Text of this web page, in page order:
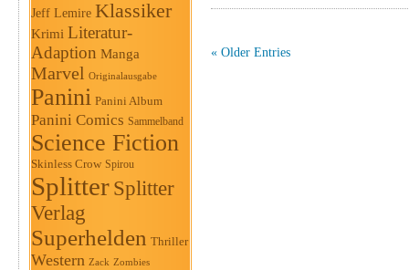
Jeff Lemire Klassiker
Krimi Literatur-
Adaption Manga
Marvel Originalausgabe
Panini Panini Album
Panini Comics Sammelband
Science Fiction
Skinless Crow Spirou
Splitter Splitter
Verlag
Superhelden Thriller
Western Zack Zombies
« Older Entries